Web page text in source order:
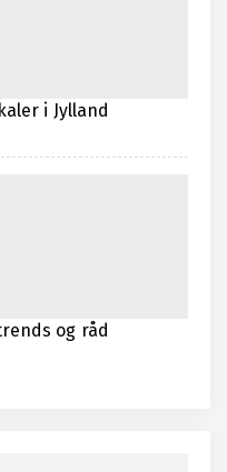
i Jylland
og råd